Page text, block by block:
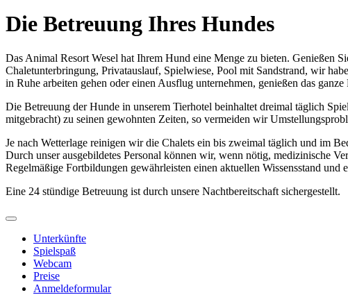
Die Betreuung Ihres Hundes
Das Animal Resort Wesel hat Ihrem Hund eine Menge zu bieten. Genießen
Chaletunterbringung, Privatauslauf, Spielwiese, Pool mit Sandstrand, wir
in Ruhe arbeiten gehen oder einen Ausflug unternehmen, genießen das
Die Betreuung der Hunde in unserem Tierhotel beinhaltet dreimal täglich
mitgebracht) zu seinen gewohnten Zeiten, so vermeiden wir
Je nach Wetterlage reinigen wir die Chalets ein bis zweimal täglich und im
Durch unser ausgebildetes Personal können wir, wenn nötig, medizinische
Regelmäßige Fortbildungen gewährleisten einen aktuellen Wissensstand
Eine 24 stündige Betreuung ist durch unsere Nachtbereitschaft sichergestellt.
Unterkünfte
Spielspaß
Webcam
Preise
Anmeldeformular